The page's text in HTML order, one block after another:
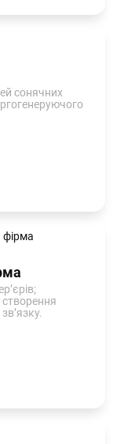
сонячних
створення